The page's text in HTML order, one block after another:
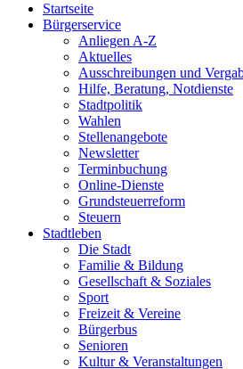
Startseite
Bürgerservice
Anliegen A-Z
Aktuelles
Ausschreibungen und
Hilfe, Beratung, Notdienste
Stadtpolitik
Wahlen
Stellenangebote
Newsletter
Terminbuchung
Online-Dienste
Grundsteuerreform
Steuern
Stadtleben
Die Stadt
Familie & Bildung
Gesellschaft & Soziales
Sport
Freizeit & Vereine
Bürgerbus
Senioren
Kultur & Veranstaltungen